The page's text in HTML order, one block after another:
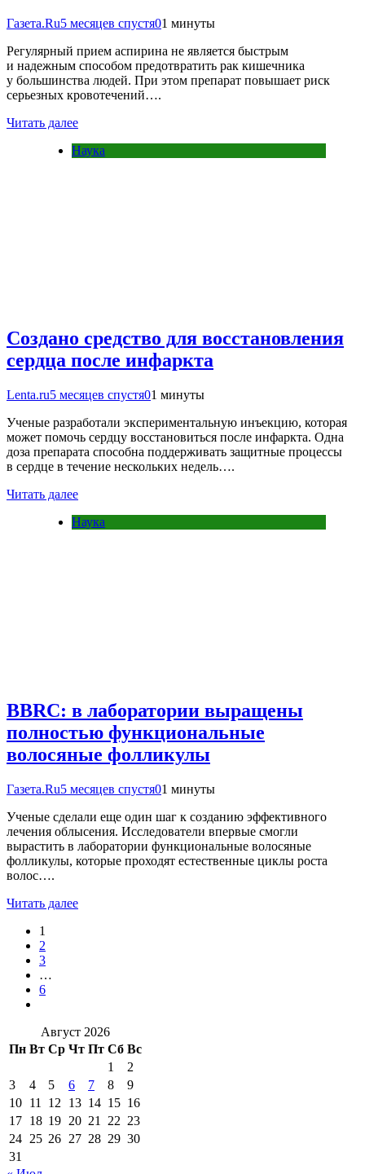
Газета.Ru5 месяцев спустя01 минуты
Регулярный прием аспирина не является быстрым
и надежным способом предотвратить рак кишечника
у большинства людей. При этом препарат повышает риск
серьезных кровотечений….
Читать далее
Наука
Создано средство для восстановления
сердца после инфаркта
Lenta.ru5 месяцев спустя01 минуты
Ученые разработали экспериментальную инъекцию, которая
может помочь сердцу восстановиться после инфаркта. Одна
доза препарата способна поддерживать защитные процессы
в сердце в течение нескольких недель….
Читать далее
Наука
BBRC: в лаборатории выращены
полностью функциональные
волосяные фолликулы
Газета.Ru5 месяцев спустя01 минуты
Ученые сделали еще один шаг к созданию эффективного
лечения облысения. Исследователи впервые смогли
вырастить в лаборатории функциональные волосяные
фолликулы, которые проходят естественные циклы роста
волос….
Читать далее
1
2
3
…
6
Август 2026
Пн Вт Ср Чт Пт Сб Вс
1
2
3
4 5 6 7 8
9
10 11 12 13 14 15 16
17 18 19 20 21 22 23
24 25 26 27 28 29 30
31